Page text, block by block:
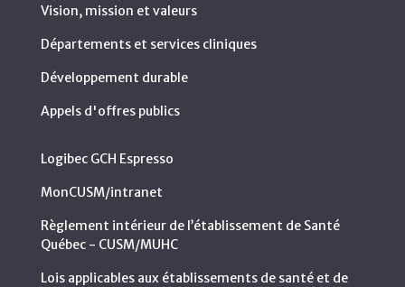
Vision, mission et valeurs
Départements et services cliniques
Développement durable
Appels d'offres publics
Logibec GCH Espresso
MonCUSM/intranet
Règlement intérieur de l’établissement de Santé
Québec - CUSM/MUHC
Lois applicables aux établissements de santé et de